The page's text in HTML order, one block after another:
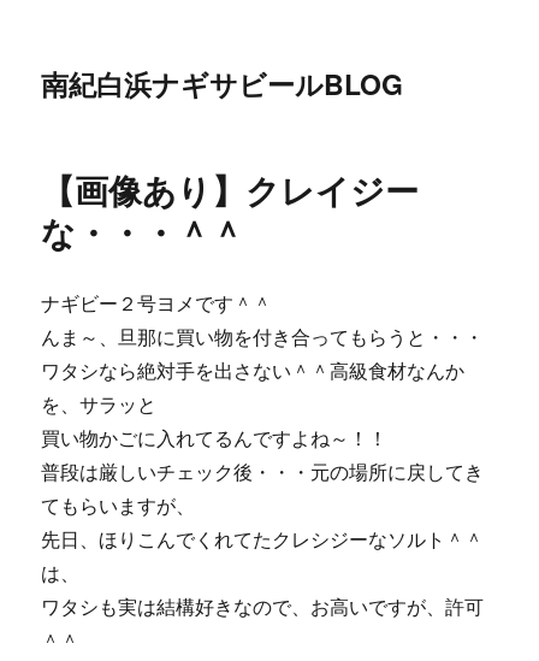
南紀白浜ナギサビールBLOG
【画像あり】クレイジー
な・・・＾＾
ナギビー２号ヨメです＾＾
んま～、旦那に買い物を付き合ってもらうと・・・
ワタシなら絶対手を出さない＾＾高級食材なんか
を、サラッと
買い物かごに入れてるんですよね～！！
普段は厳しいチェック後・・・元の場所に戻してき
てもらいますが、
先日、ほりこんでくれてたクレシジーなソルト＾＾
は、
ワタシも実は結構好きなので、お高いですが、許可
＾＾